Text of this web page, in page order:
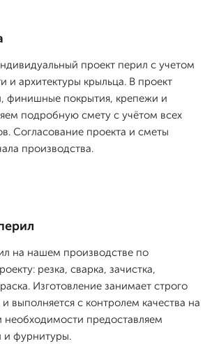
проект перил с учетом
и архитектуры крыльца. В проект
финишные покрытия, крепежи и
подробную смету с учётом всех
Согласование проекта и сметы
производства.
на нашем производстве по
резка, сварка, зачистка,
Изготовление занимает строго
выполняется с контролем качества на
предоставляем
и фурнитуры.